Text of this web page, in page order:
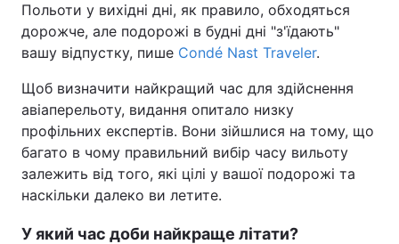
Польоти у вихідні дні, як правило, обходяться
дорожче, але подорожі в будні дні "з'їдають"
вашу відпустку, пише Condé Nast Traveler.
Щоб визначити найкращий час для здійснення
авіаперельоту, видання опитало низку
профільних експертів. Вони зійшлися на тому, що
багато в чому правильний вибір часу вильоту
залежить від того, які цілі у вашої подорожі та
наскільки далеко ви летите.
У який час доби найкраще літати?